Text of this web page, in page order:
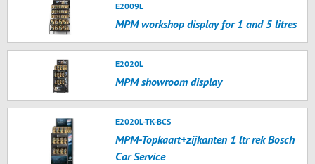
E2009L
MPM workshop display for 1 and 5 litres
E2020L
MPM showroom display
E2020L-TK-BCS
MPM-Topkaart+zijkanten 1 ltr rek Bosch
Car Service